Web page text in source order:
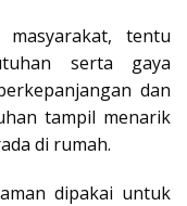
tentu
serta gaya
dan
tampil menarik
di rumah.
dipakai untuk